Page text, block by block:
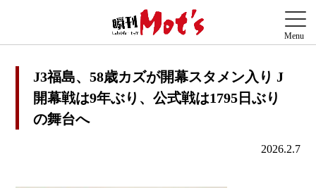
J3福島、58歳カズが開幕スタメン入り J
開幕戦は9年ぶり、公式戦は1795日ぶり
の舞台へ
2026.2.7